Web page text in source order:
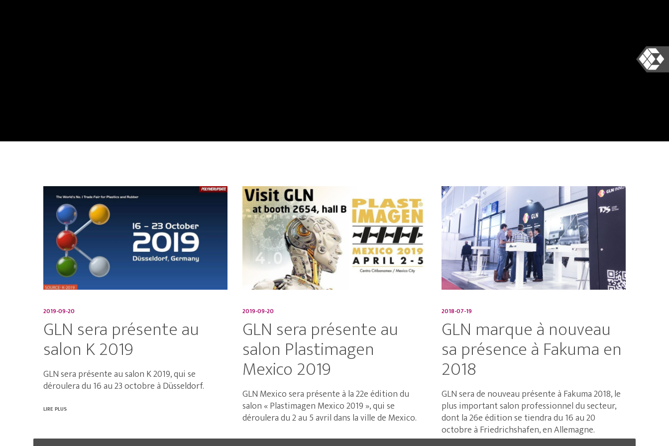
2019-09-20
GLN sera présente au
salon K 2019
GLN sera présente au salon K 2019, qui se
déroulera du 16 au 23 octobre à Düsseldorf.
LIRE PLUS
2019-09-20
GLN sera présente au
salon Plastimagen
Mexico 2019
GLN Mexico sera présente à la 22e édition du
salon « Plastimagen Mexico 2019 », qui se
déroulera du 2 au 5 avril dans la ville de Mexico.
LIRE PLUS
2018-07-19
GLN marque à nouveau
sa présence à Fakuma en
2018
GLN sera de nouveau présente à Fakuma 2018, le
plus important salon professionnel du secteur,
dont la 26e édition se tiendra du 16 au 20
octobre à Friedrichshafen, en Allemagne.